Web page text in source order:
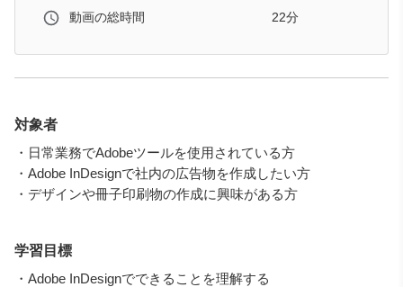
動画の総時間 22分
対象者
・日常業務でAdobeツールを使用されている方
・Adobe InDesignで社内の広告物を作成したい方
・デザインや冊子印刷物の作成に興味がある方
学習目標
・Adobe InDesignでできることを理解する